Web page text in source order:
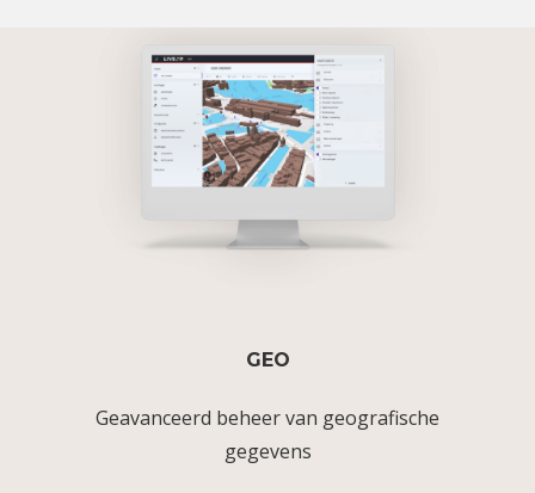
GEO
Geavanceerd beheer van geografische
gegevens